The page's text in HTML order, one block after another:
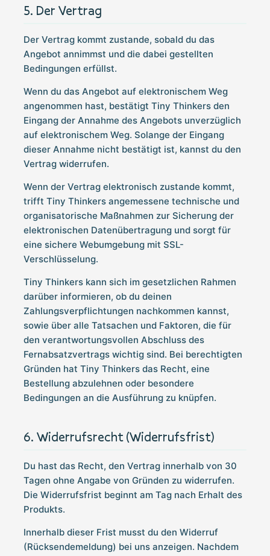
Der Vertrag
Der Vertrag kommt zustande, sobald du das
Angebot annimmst und die dabei gestellten
Bedingungen erfüllst.
Wenn du das Angebot auf elektronischem Weg
angenommen hast, bestätigt Tiny Thinkers den
Eingang der Annahme des Angebots unverzüglich
auf elektronischem Weg. Solange der Eingang
dieser Annahme nicht bestätigt ist, kannst du den
Vertrag widerrufen.
Wenn der Vertrag elektronisch zustande kommt,
trifft Tiny Thinkers angemessene technische und
organisatorische Maßnahmen zur Sicherung der
elektronischen Datenübertragung und sorgt für
eine sichere Webumgebung mit SSL-
Verschlüsselung.
Tiny Thinkers kann sich im gesetzlichen Rahmen
darüber informieren, ob du deinen
Zahlungsverpflichtungen nachkommen kannst,
sowie über alle Tatsachen und Faktoren, die für
den verantwortungsvollen Abschluss des
Fernabsatzvertrags wichtig sind. Bei berechtigten
Gründen hat Tiny Thinkers das Recht, eine
Bestellung abzulehnen oder besondere
Bedingungen an die Ausführung zu knüpfen.
Widerrufsrecht (Widerrufsfrist)
Du hast das Recht, den Vertrag innerhalb von 30
Tagen ohne Angabe von Gründen zu widerrufen.
Die Widerrufsfrist beginnt am Tag nach Erhalt des
Produkts.
Innerhalb dieser Frist musst du den Widerruf
(Rücksendemeldung) bei uns anzeigen. Nachdem